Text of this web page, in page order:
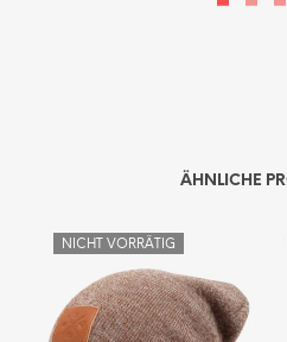
ÄHNLICHE
NICHT VORRÄTIG